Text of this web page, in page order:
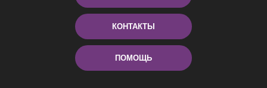
КОНТАКТЫ
ПОМОЩЬ